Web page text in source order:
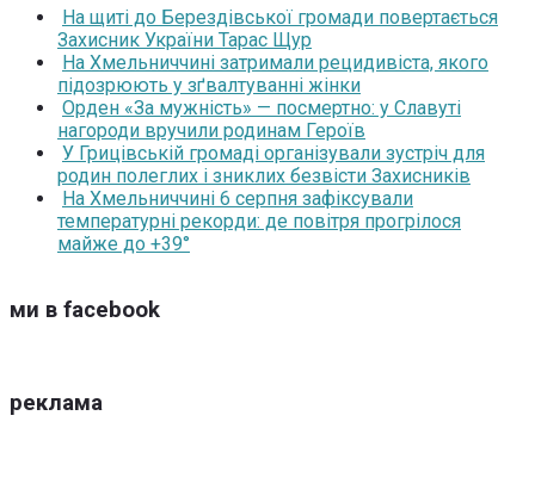
На щиті до Берездівської громади повертається
Захисник України Тарас Щур
На Хмельниччині затримали рецидивіста, якого
підозрюють у зґвалтуванні жінки
Орден «За мужність» — посмертно: у Славуті
нагороди вручили родинам Героїв
У Грицівській громаді організували зустріч для
родин полеглих і зниклих безвісти Захисників
На Хмельниччині 6 серпня зафіксували
температурні рекорди: де повітря прогрілося
майже до +39°
ми в facebook
реклама